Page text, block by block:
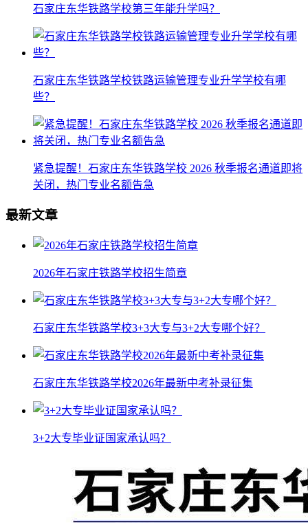
石家庄东华铁路学校第三年能升学吗？
石家庄东华铁路学校铁路运输管理专业升学学校有哪
些？
紧急提醒！石家庄东华铁路学校 2026 秋季报名通道即将
关闭，热门专业名额告急
最新文章
2026年石家庄铁路学校招生简章
石家庄东华铁路学校3+3大专与3+2大专哪个好？
石家庄东华铁路学校2026年最新中考补录征集
3+2大专毕业证国家承认吗？